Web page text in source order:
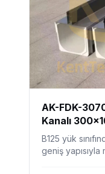
AK-FDK-
Kanalı
B125 yük
geniş yapısıyla